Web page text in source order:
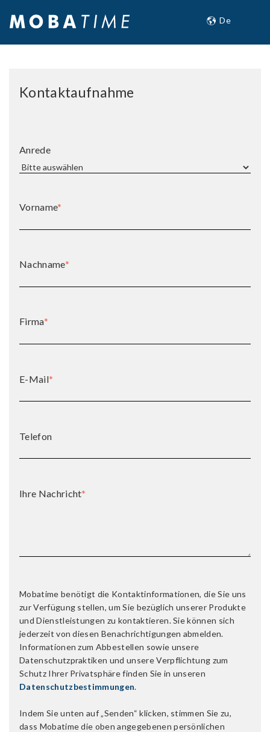
Kontaktaufnahme
Anrede
Vorname*
Nachname*
Firma*
E-Mail*
Telefon
Ihre Nachricht*
Mobatime benötigt die Kontaktinformationen, die Sie uns
zur Verfügung stellen, um Sie bezüglich unserer Produkte
und Dienstleistungen zu kontaktieren. Sie können sich
jederzeit von diesen Benachrichtigungen abmelden.
Informationen zum Abbestellen sowie unsere
Datenschutzpraktiken und unsere Verpflichtung zum
Schutz Ihrer Privatsphäre finden Sie in unseren
Datenschutzbestimmungen.
Indem Sie unten auf „Senden“ klicken, stimmen Sie zu,
dass Mobatime die oben angegebenen persönlichen